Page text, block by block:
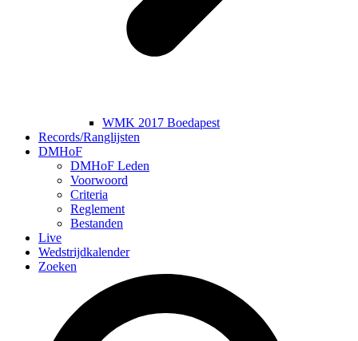
WMK 2017 Boedapest
Records/Ranglijsten
DMHoF
DMHoF Leden
Voorwoord
Criteria
Reglement
Bestanden
Live
Wedstrijdkalender
Zoeken